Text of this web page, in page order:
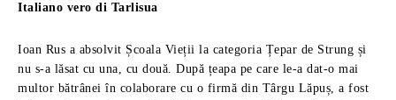
Italiano vero di Tarlisua
Ioan Rus a absolvit Școala Vieții la categoria Țepar de Strung și
nu s-a lăsat cu una, cu două. După țeapa pe care le-a dat-o mai
multor bătrânei în colaborare cu o firmă din Târgu Lăpuș, a fost